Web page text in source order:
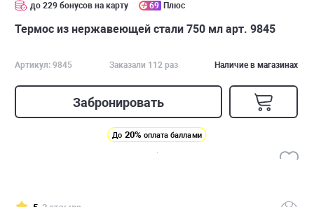
до 229 бонусов на карту 69 Плюс
Термос из нержавеющей стали 750 мл арт. 9845
Артикул: 9845 Заказали 112 раз Наличие в магазинах
Забронировать
До 20% оплата баллами